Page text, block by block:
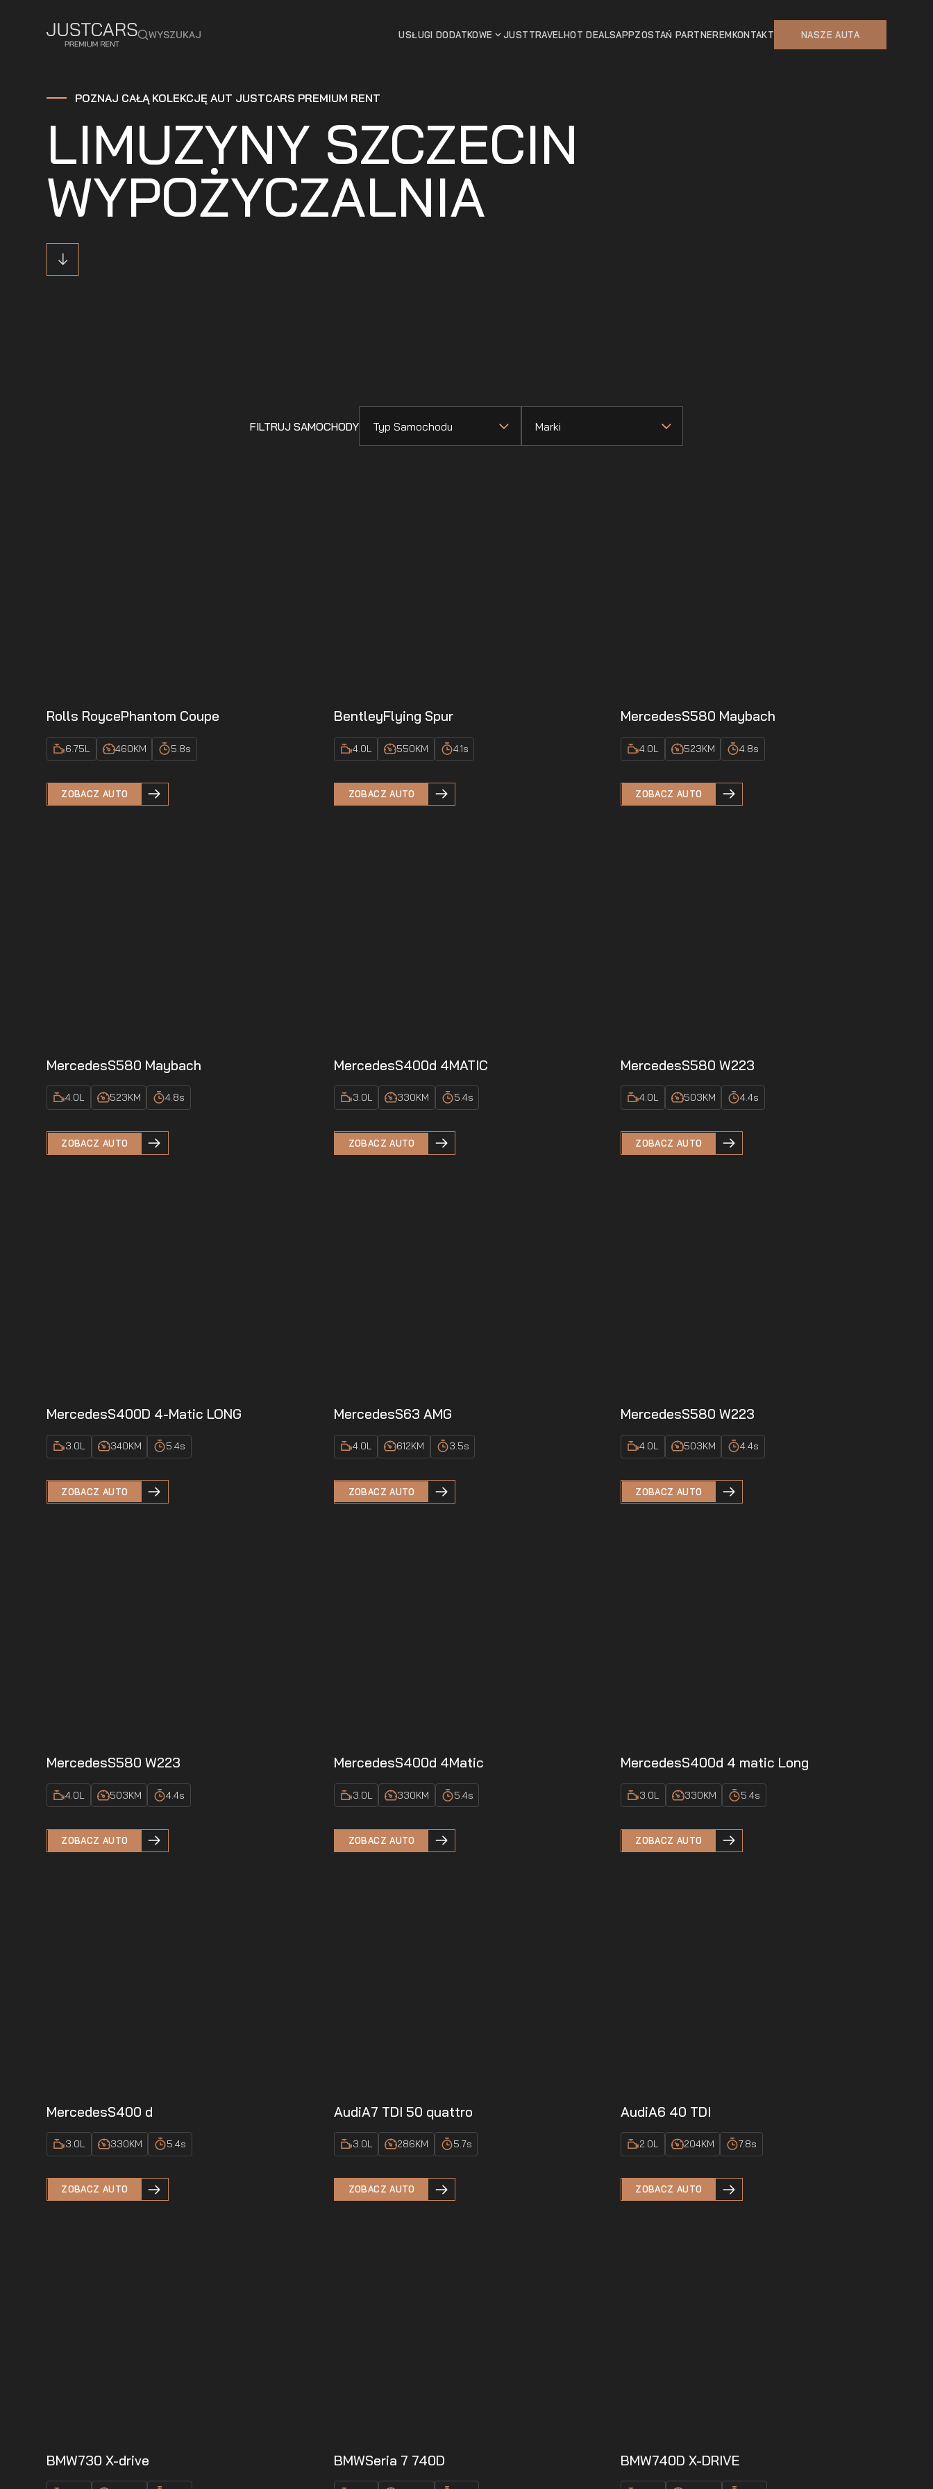
WYSZUKAJ USŁUGI DODATKOWE JUSTTRAVELHOT DEALSAPPZOSTAŃ PARTNEREMKONTAKT NASZE AUTA
POZNAJ CAŁĄ KOLEKCJĘ AUT JUSTCARS PREMIUM RENT
LIMUZYNY SZCZECIN
WYPOŻYCZALNIA
FILTRUJ SAMOCHODY Typ Samochodu Marki
Rolls RoycePhantom Coupe
6.75L 460KM 5.8s
ZOBACZ AUTO
BentleyFlying Spur
4.0L 550KM 4.1s
ZOBACZ AUTO
MercedesS580 Maybach
4.0L 523KM 4.8s
ZOBACZ AUTO
MercedesS580 Maybach
4.0L 523KM 4.8s
ZOBACZ AUTO
MercedesS400d 4MATIC
3.0L 330KM 5.4s
ZOBACZ AUTO
MercedesS580 W223
4.0L 503KM 4.4s
ZOBACZ AUTO
MercedesS400D 4-Matic LONG
3.0L 340KM 5.4s
ZOBACZ AUTO
MercedesS63 AMG
4.0L 612KM 3.5s
ZOBACZ AUTO
MercedesS580 W223
4.0L 503KM 4.4s
ZOBACZ AUTO
MercedesS580 W223
4.0L 503KM 4.4s
ZOBACZ AUTO
MercedesS400d 4Matic
3.0L 330KM 5.4s
ZOBACZ AUTO
MercedesS400d 4 matic Long
3.0L 330KM 5.4s
ZOBACZ AUTO
MercedesS400 d
3.0L 330KM 5.4s
ZOBACZ AUTO
AudiA7 TDI 50 quattro
3.0L 286KM 5.7s
ZOBACZ AUTO
AudiA6 40 TDI
2.0L 204KM 7.8s
ZOBACZ AUTO
BMW730 X-drive BMWSeria 7 740D BMW740D X-DRIVE